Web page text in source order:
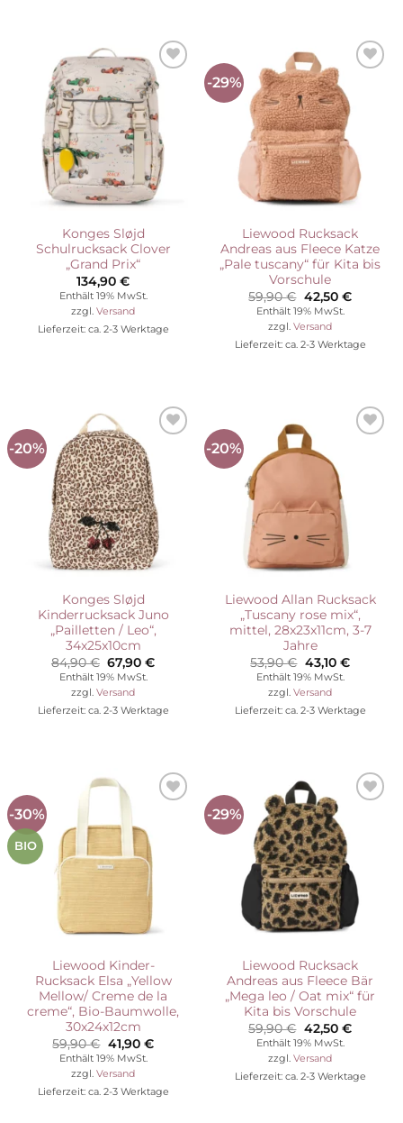
Auf die
Wunschliste
Konges Sløjd
Schulrucksack Clover
„Grand Prix“
134,90 €
Enthält 19% MwSt.
zzgl. Versand
Lieferzeit: ca. 2-3 Werktage
-29%
Auf die
Wunschliste
Liewood Rucksack
Andreas aus Fleece Katze
„Pale tuscany“ für Kita bis
Vorschule
59,90€ Ursprünglicher
Preis
war:
59,90 €
42,50 €
Enthält 19% MwSt.
zzgl. Versand
Lieferzeit: ca. 2-3 Werktage
-20%
Auf die
Wunschliste
Konges Sløjd
Kinderrucksack Juno
„Pailletten / Leo“,
34x25x10cm
84,90€ Ursprünglicher
Preis
war:
84,90 €
67,90€Aktueller
Enthält 19% MwSt.
zzgl. Versand
Lieferzeit: ca. 2-3 Werktage
-20%
Wunschliste
Liewood Allan Rucksack
„Tuscany rose mix“,
mittel, 28x23x11cm, 3-7
Jahre
53,90€ Ursprünglicher
Preis
war:
53,90 €
43,10 €
Enthält 19% MwSt.
zzgl. Versand
Lieferzeit: ca. 2-3 Werktage
-30%
BIO
Wunschliste
Liewood Kinder-
Rucksack Elsa „Yellow
Mellow/ Creme de la
creme“, Bio-Baumwolle,
30x24x12cm
59,90€ Ursprünglicher
Preis
war:
59,90 €
41,90 €Aktueller
Enthält 19% MwSt.
zzgl. Versand
Lieferzeit: ca. 2-3 Werktage
-29%
Auf die
Wunschliste
Liewood Rucksack
Andreas aus Fleece Bär
„Mega leo / Oat mix“ für
Kita bis Vorschule
59,90€ Ursprünglicher
Preis
war:
59,90 €
42,50 €
Enthält 19% MwSt.
zzgl. Versand
Lieferzeit: ca. 2-3 Werktage